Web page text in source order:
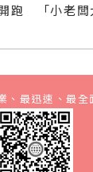
跑 「小老闆
、最迅速、最